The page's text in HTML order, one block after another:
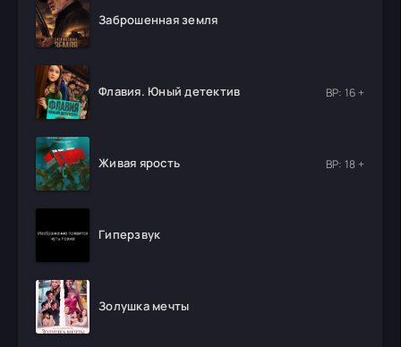
Заброшенная земля
Флавия. Юный детектив ВР: 16 +
Живая ярость ВР: 18 +
Гиперзвук
Золушка мечты